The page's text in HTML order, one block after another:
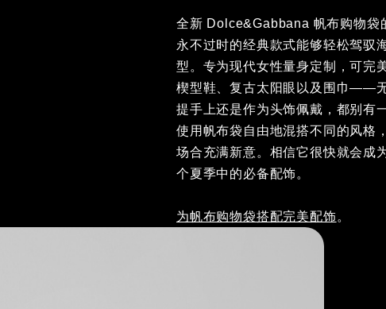
全新 Dolce&Gabbana 帆布购物袋
永不过时的经典款式能够轻松驾驭
型。专为现代女性量身定制，可完
楔型鞋、复古太阳眼以及围巾——
提手上还是作为头饰佩戴，都别有
使用帆布袋自由地混搭不同的风格
场合充满新意。相信它很快就会成
个夏季中的必备配饰。
为帆布购物袋搭配完美配饰。